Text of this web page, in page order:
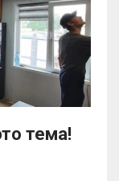
тема!